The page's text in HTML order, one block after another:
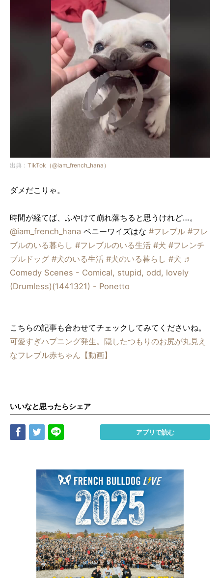
出典： TikTok（@iam_french_hana）
ダメだこりゃ。
時間が経てば、ふやけて崩れ落ちると思うけれど…。
@iam_french_hana ペニーワイズはな #フレブル #フレ
ブルのいる暮らし #フレブルのいる生活 #犬 #フレンチ
ブルドッグ #犬のいる生活 #犬のいる暮らし #犬 ♬
Comedy Scenes - Comical, stupid, odd, lovely
(Drumless)(1441321) - Ponetto
こちらの記事も合わせてチェックしてみてくださいね。
可愛すぎハプニング発生。隠したつもりのお尻が丸見え
なフレブル赤ちゃん【動画】
いいなと思ったらシェア
Share Tweet アプリで読む